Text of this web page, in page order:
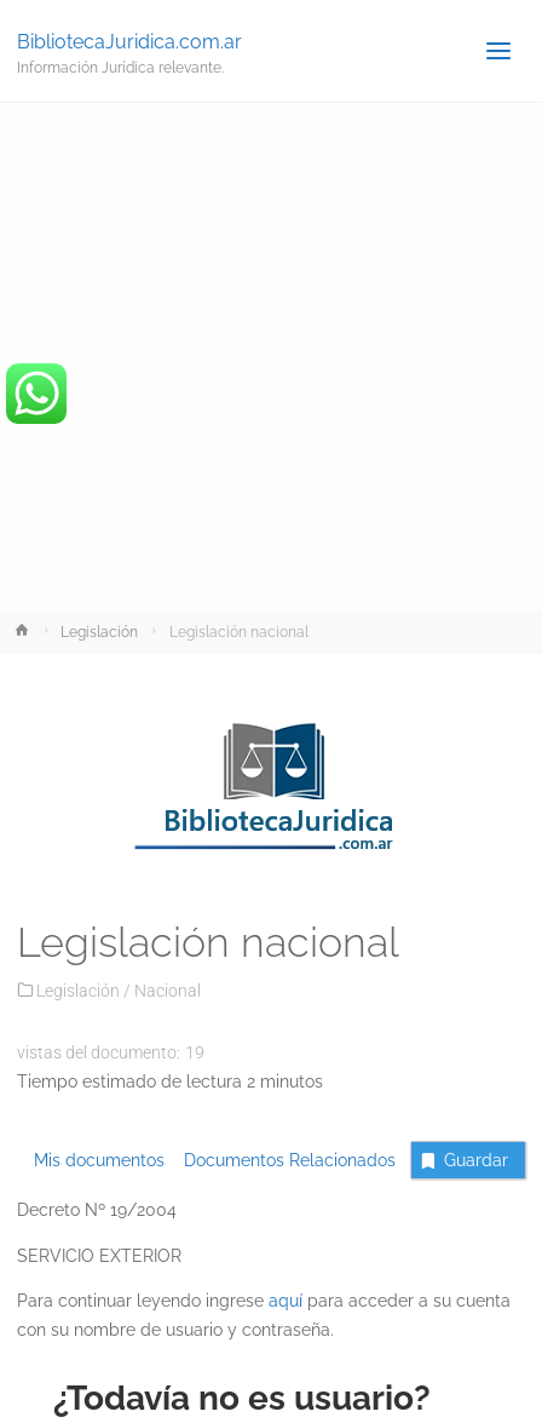
BibliotecaJuridica.com.ar
Información Jurídica relevante.
InicioLegislación Legislación nacional
Legislación nacional
Legislación / Nacional
vistas del documento: 19
Tiempo estimado de lectura 2 minutos
Mis documentos Documentos Relacionados Guardar
Decreto Nº 19/2004
SERVICIO EXTERIOR
Para continuar leyendo ingrese aquípara acceder a su cuenta
con su nombre de usuario y contraseña.
¿Todavía no es usuario?